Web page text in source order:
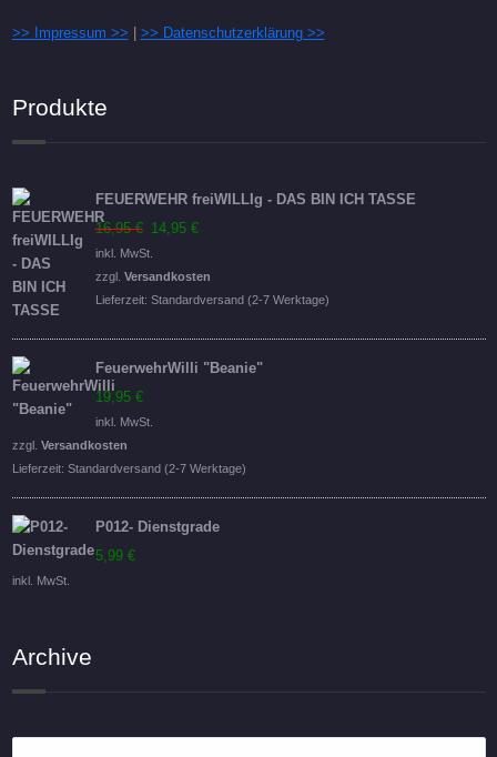
>> Impressum >> >> Datenschutzerklärung >>
Produkte
FEUERWEHR freiWILLIg - DAS BIN ICH TASSE
16,95€ Ursprünglicher
Preis
war:
16,95 €
14,95 €
ist:
14,95 €.
inkl. MwSt.
zzgl. Versandkosten
Lieferzeit: Standardversand (2-7 Werktage)
FeuerwehrWilli "Beanie"
19,95 €
inkl. MwSt.
zzgl. Versandkosten
Lieferzeit: Standardversand (2-7 Werktage)
P012- Dienstgrade
5,99 €
inkl. MwSt.
Archive